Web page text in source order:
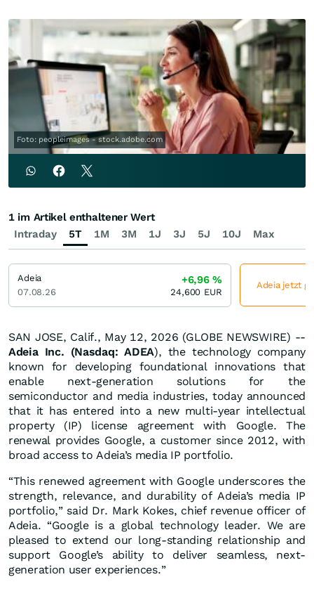
Foto: peopleimages - stock.adobe.com
SAN JOSE, Calif., May 12, 2026 (GLOBE NEWSWIRE) --
Adeia Inc. (Nasdaq: ADEA), the technology company
known for developing foundational innovations that
enable next-generation solutions for the
semiconductor and media industries, today announced
that it has entered into a new multi-year intellectual
property (IP) license agreement with Google. The
renewal provides Google, a customer since 2012, with
broad access to Adeia’s media IP portfolio.
“This renewed agreement with Google underscores the
strength, relevance, and durability of Adeia’s media IP
portfolio,” said Dr. Mark Kokes, chief revenue officer of
Adeia. “Google is a global technology leader. We are
pleased to extend our long-standing relationship and
support Google’s ability to deliver seamless, next-
generation user experiences.”
Intraday 5T 1M 3M 1J 3J 5J 10J Max
1 im Artikel enthaltener Wert
Adeia
07.08.26
+6,96%
24,600 EUR
Adeia jetzt